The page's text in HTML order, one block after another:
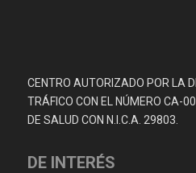
CENTRO AUTORIZADO POR LA
TRÁFICO CON EL NÚMERO CA-
DE SALUD CON N.I.C.A. 29803.
DE INTERÉS